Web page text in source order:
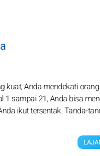
kuat, Anda mendekati
sampai 21, Anda bisa
ikut tersentak. Tanda-